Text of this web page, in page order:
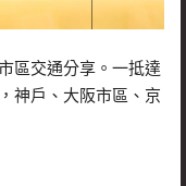
區交通分享。一抵達
神戶、大阪市區、京